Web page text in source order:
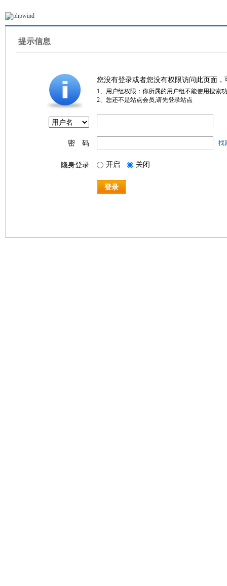
提示信息
您没有登录或者您没有权限访问此页面
1、用户组权限：你所属的用户组不能使用搜索
2、您还不是站点会员,请先登录站点
密 码 找
隐身登录 开启 关闭
登录